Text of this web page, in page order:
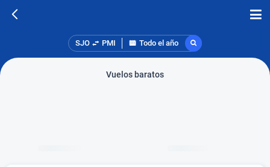
SJO PMI Todo el año
Vuelos baratos